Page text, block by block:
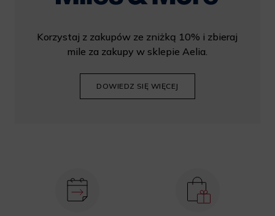
Korzystaj z zakupów ze zniżką 10% i zbieraj
mile za zakupy w sklepie Aelia.
DOWIEDZ SIĘ WIĘCEJ